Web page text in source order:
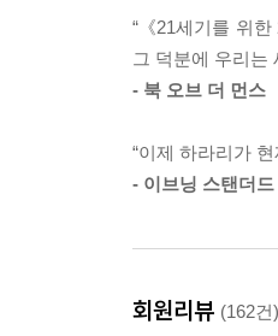
이런 두려움을
한 정보와 비밀
영해야 한다는 강
테러범은 자신의
키길 희망한다.
“《21세기를 위
그 덕분에 우리는
- 북 오브 더 먼스
“이제 하라리가
- 이브닝 스탠더드
회원리뷰 (162건)